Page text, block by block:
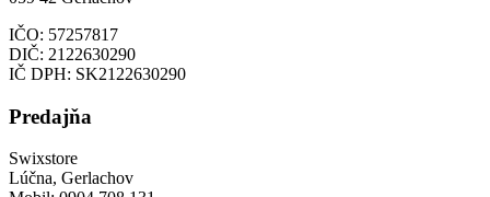
IČO: 57257817
DIČ: 2122630290
IČ DPH: SK2122630290
Predajňa
Swixstore
Lúčna, Gerlachov